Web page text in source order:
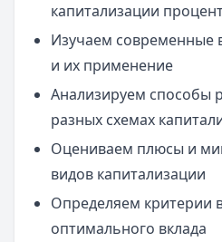
капитализации
Изучаем современные
и их применение
Анализируем способы
разных схемах
Оцениваем плюсы и
видов капитализации
Определяем критерии
оптимального вклада